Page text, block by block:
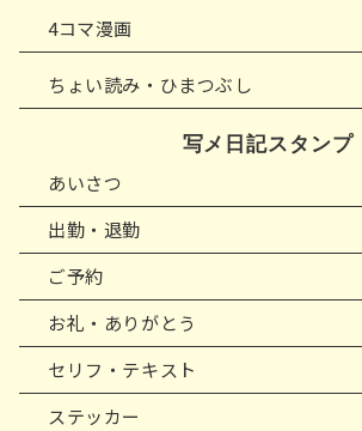
4コマ漫画
ちょい読み・ひまつぶし
写メ日記スタンプ
あいさつ
出勤・退勤
ご予約
お礼・ありがとう
セリフ・テキスト
ステッカー